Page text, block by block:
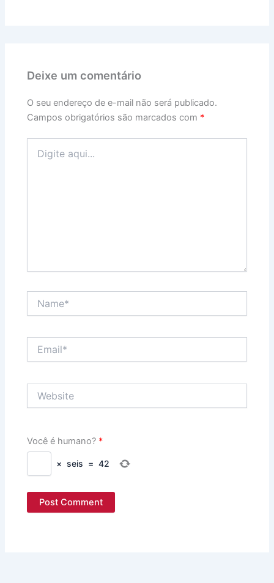
Deixe um comentário
O seu endereço de e-mail não será publicado.
Campos obrigatórios são marcados com *
aqui...
Você é humano? *
× seis = 42